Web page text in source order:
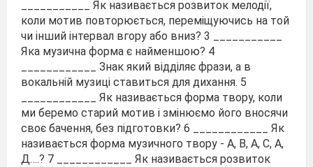
___________ Як називається розвиток мелодії,
коли мотив повторюється, переміщуючись на той
чи інший інтервал вгору або вниз? 3 ___________
Яка музична форма є найменшою? 4
____________ Знак який відділяє фрази, а в
вокальній музиці ставиться для дихання. 5
____________ Як називається форма твору, коли
ми беремо старий мотив і змінюємо його вносячи
своє бачення, без підготовки? 6 ____________ Як
називається форма музичного твору - А, В, А, С, А,
Д….? 7 ____________ Як називається розвиток